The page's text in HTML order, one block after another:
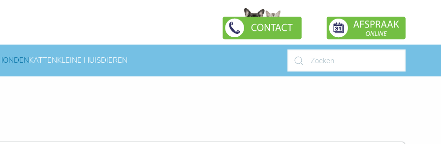
KATTENKLEINE HUISDIEREN
Type 2 or more characters for